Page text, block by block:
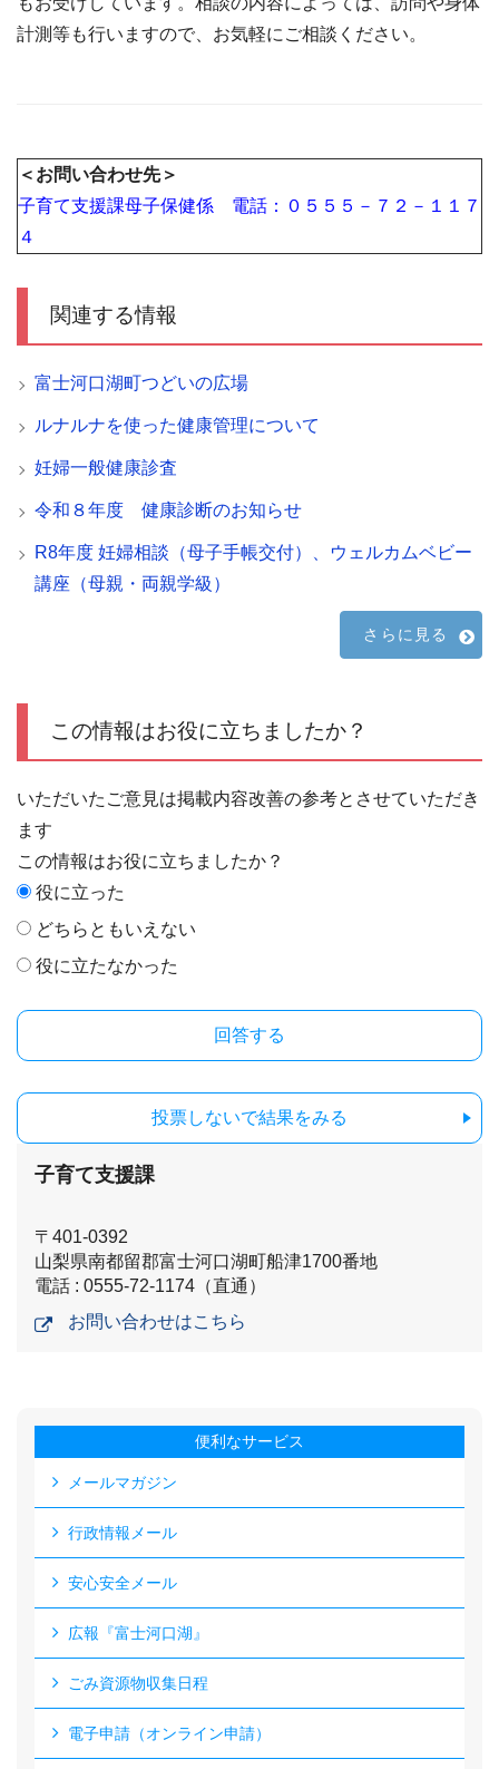
計測等も行いますので、お気軽にご相談ください。
＜お問い合わせ先＞
子育て支援課母子保健係 電話：０５５５－７２－１１７
４
関連する情報
富士河口湖町つどいの広場
ルナルナを使った健康管理について
妊婦一般健康診査
令和８年度 健康診断のお知らせ
R8年度 妊婦相談（母子手帳交付）、ウェルカムベビー
講座（母親・両親学級）
さらに見る
この情報はお役に立ちましたか？
いただいたご意見は掲載内容改善の参考とさせていただき
ます
この情報はお役に立ちましたか？
役に立った
どちらともいえない
役に立たなかった
投票しないで結果をみる
子育て支援課
〒401-0392
山梨県南都留郡富士河口湖町船津1700番地
電話 : 0555-72-1174（直通）
お問い合わせはこちら
便利なサービス
メールマガジン
行政情報メール
安心安全メール
広報『富士河口湖』
ごみ資源物収集日程
電子申請（オンライン申請）